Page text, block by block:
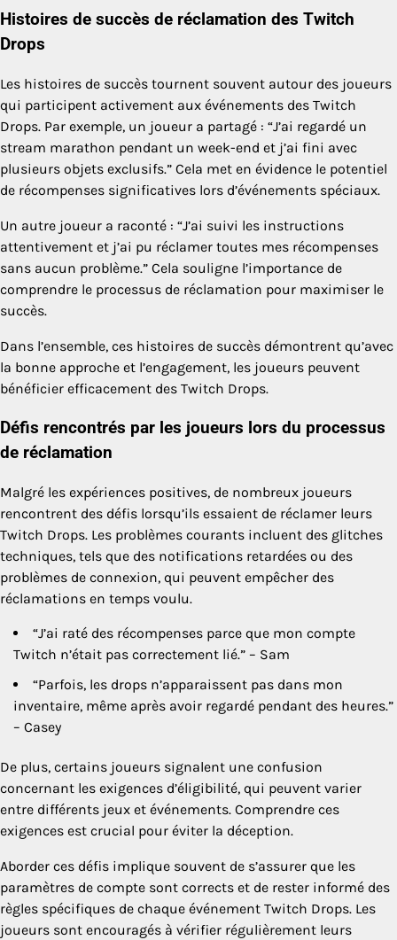
Histoires de succès de réclamation des Twitch
Drops
Les histoires de succès tournent souvent autour des joueurs
qui participent activement aux événements des Twitch
Drops. Par exemple, un joueur a partagé : “J’ai regardé un
stream marathon pendant un week-end et j’ai fini avec
plusieurs objets exclusifs.” Cela met en évidence le potentiel
de récompenses significatives lors d’événements spéciaux.
Un autre joueur a raconté : “J’ai suivi les instructions
attentivement et j’ai pu réclamer toutes mes récompenses
sans aucun problème.” Cela souligne l’importance de
comprendre le processus de réclamation pour maximiser le
succès.
Dans l’ensemble, ces histoires de succès démontrent qu’avec
la bonne approche et l’engagement, les joueurs peuvent
bénéficier efficacement des Twitch Drops.
Défis rencontrés par les joueurs lors du processus
de réclamation
Malgré les expériences positives, de nombreux joueurs
rencontrent des défis lorsqu’ils essaient de réclamer leurs
Twitch Drops. Les problèmes courants incluent des glitches
techniques, tels que des notifications retardées ou des
problèmes de connexion, qui peuvent empêcher des
réclamations en temps voulu.
“J’ai raté des récompenses parce que mon compte
Twitch n’était pas correctement lié.” – Sam
“Parfois, les drops n’apparaissent pas dans mon
inventaire, même après avoir regardé pendant des heures.”
– Casey
De plus, certains joueurs signalent une confusion
concernant les exigences d’éligibilité, qui peuvent varier
entre différents jeux et événements. Comprendre ces
exigences est crucial pour éviter la déception.
Aborder ces défis implique souvent de s’assurer que les
paramètres de compte sont corrects et de rester informé des
règles spécifiques de chaque événement Twitch Drops. Les
joueurs sont encouragés à vérifier régulièrement leurs